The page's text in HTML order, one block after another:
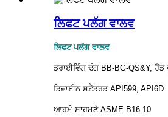
ਲਿਫਟ ਪਲੱਗ ਵਾਲਵ
ਲਿਫਟ ਪਲੱਗ ਵਾਲਵ
ਡਰਾਈਵਿੰਗ ਢੰਗ BB-BG-QS&Y,
ਡਿਜ਼ਾਈਨ ਸਟੈਂਡਰਡ API599, API6D
ਆਹਮੋ-ਸਾਹਮਣੇ ASME B16.10